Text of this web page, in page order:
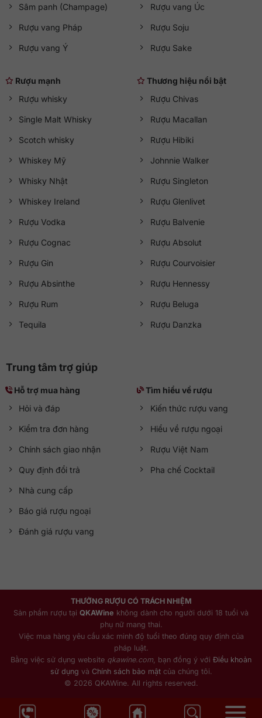
Sâm panh (Champage)
Rượu vang Pháp
Rượu vang Ý
Rượu vang Úc
Rượu Soju
Rượu Sake
Rượu mạnh
Rượu whisky
Single Malt Whisky
Scotch whisky
Whiskey Mỹ
Whisky Nhật
Whiskey Ireland
Rượu Vodka
Rượu Cognac
Rượu Gin
Rượu Absinthe
Rượu Rum
Tequila
Thương hiệu nổi bật
Rượu Chivas
Rượu Macallan
Rượu Hibiki
Johnnie Walker
Rượu Singleton
Rượu Glenlivet
Rượu Balvenie
Rượu Absolut
Rượu Courvoisier
Rượu Hennessy
Rượu Beluga
Rượu Danzka
Trung tâm trợ giúp
Hỗ trợ mua hàng
Hỏi và đáp
Kiểm tra đơn hàng
Chính sách giao nhận
Quy định đổi trả
Nhà cung cấp
Báo giá rượu ngoại
Đánh giá rượu vang
Tìm hiểu về rượu
Kiến thức rượu vang
Hiểu về rượu ngoại
Rượu Việt Nam
Pha chế Cocktail
THƯỞNG RƯỢU CÓ TRÁCH NHIỆM
Sản phẩm rượu tại QKAWine không dành cho người dưới 18 tuổi và
phụ nữ mang thai.
Việc mua hàng yêu cầu xác minh độ tuổi theo đúng quy định của
pháp luật.
Bằng việc sử dụng website qkawine.com , bạn đồng ý với Điều khoản
sử dụng và Chính sách bảo mậtcủa chúng tôi.
© 2026 QKAWine. All rights reserved.